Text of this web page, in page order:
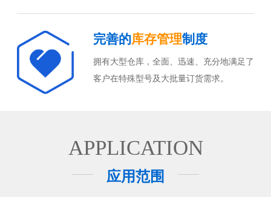
完善的库存管理制度
拥有大型仓库，全面、迅速、充分地满足了
客户在特殊型号及大批量订货需求。
APPLICATION
应用范围